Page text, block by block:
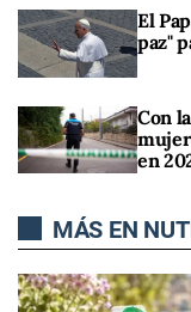
El
paz"
Con
en
MÁS EN